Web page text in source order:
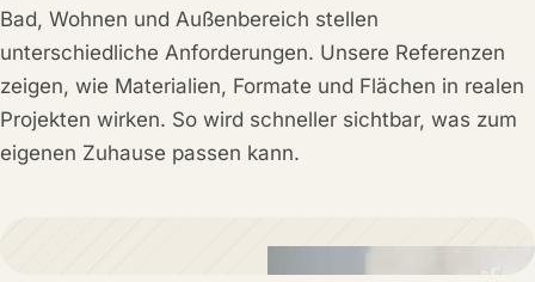
Bad, Wohnen und Außenbereich stellen
unterschiedliche Anforderungen. Unsere Referenzen
zeigen, wie Materialien, Formate und Flächen in realen
Projekten wirken. So wird schneller sichtbar, was zum
eigenen Zuhause passen kann.